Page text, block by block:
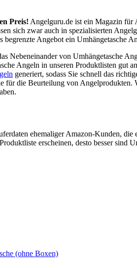
Preis! Angelguru.de ist ein Magazin für
sich zwar auch in spezialisierten
Angebot ein Umhängetasche
Nebeneinander von Umhängetasche
Angeln in unseren Produktlisten gut
generiert, sodass Sie schnell das
die Beurteilung von Angelprodukten.
ehemaliger Amazon-Kunden,
erscheinen, desto besser sind
(ohne Boxen)